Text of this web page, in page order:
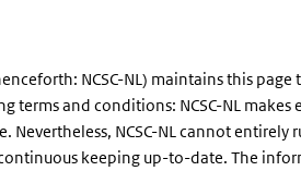
NCSC-NL) maintains this
terms and conditions: NCSC-NL
Nevertheless, NCSC-NL cannot
keeping up-to-date. The